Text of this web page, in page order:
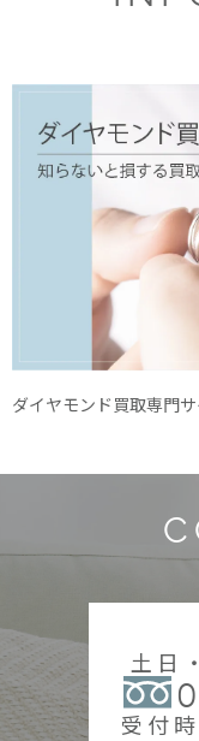
ダイヤモンド買取専門
土日
受付